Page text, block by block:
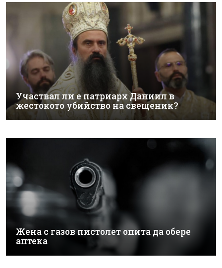
Участвал ли е патриарх Даниил в
жестокото убийство на свещеник?
Жена с газов пистолет опита да обере
аптека